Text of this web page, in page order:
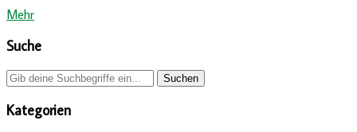
Mehr
Suche
Kategorien